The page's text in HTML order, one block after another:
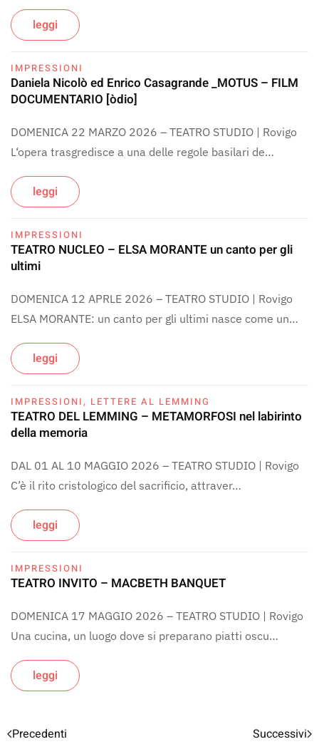
leggi
IMPRESSIONI
Daniela Nicolò ed Enrico Casagrande _MOTUS – FILM
DOCUMENTARIO [òdio]
DOMENICA 22 MARZO 2026 – TEATRO STUDIO | Rovigo
L‘opera trasgredisce a una delle regole basilari de…
leggi
IMPRESSIONI
TEATRO NUCLEO – ELSA MORANTE un canto per gli
ultimi
DOMENICA 12 APRLE 2026 – TEATRO STUDIO | Rovigo
ELSA MORANTE: un canto per gli ultimi nasce come un…
leggi
IMPRESSIONI, LETTERE AL LEMMING
TEATRO DEL LEMMING – METAMORFOSI nel labirinto
della memoria
DAL 01 AL 10 MAGGIO 2026 – TEATRO STUDIO | Rovigo
C’è il rito cristologico del sacrificio, attraver…
leggi
IMPRESSIONI
TEATRO INVITO – MACBETH BANQUET
DOMENICA 17 MAGGIO 2026 – TEATRO STUDIO | Rovigo
Una cucina, un luogo dove si preparano piatti oscu…
leggi
Precedenti Successivi